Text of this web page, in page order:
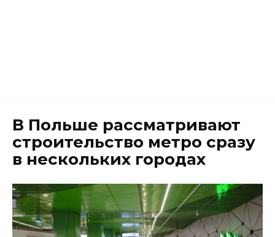
В Польше рассматривают
строительство метро сразу
в нескольких городах